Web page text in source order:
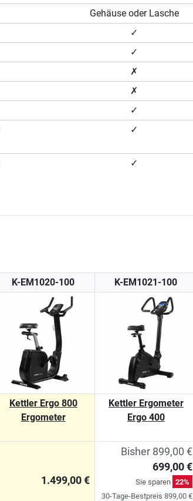
Gehäuse oder Lasche
✓
✓
✗
✗
✓
✓
✓
K-EM1020-100 K-EM1021-100
Kettler Ergo 800
Ergometer
Kettler Ergometer
Ergo 400
1.499,00 €
Bisher 899,00 €
699,00 €
Sie sparen 22%
30-Tage-Bestpreis 899,00 €